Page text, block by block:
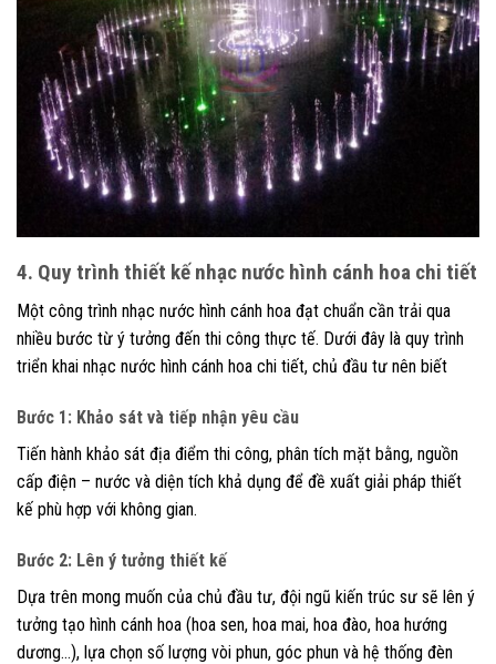
4. Quy trình thiết kế nhạc nước hình cánh hoa chi tiết
Một công trình nhạc nước hình cánh hoa đạt chuẩn cần trải qua
nhiều bước từ ý tưởng đến thi công thực tế. Dưới đây là quy trình
triển khai nhạc nước hình cánh hoa chi tiết, chủ đầu tư nên biết
Bước 1: Khảo sát và tiếp nhận yêu cầu
Tiến hành khảo sát địa điểm thi công, phân tích mặt bằng, nguồn
cấp điện – nước và diện tích khả dụng để đề xuất giải pháp thiết
kế phù hợp với không gian.
Bước 2: Lên ý tưởng thiết kế
Dựa trên mong muốn của chủ đầu tư, đội ngũ kiến trúc sư sẽ lên ý
tưởng tạo hình cánh hoa (hoa sen, hoa mai, hoa đào, hoa hướng
dương…), lựa chọn số lượng vòi phun, góc phun và hệ thống đèn